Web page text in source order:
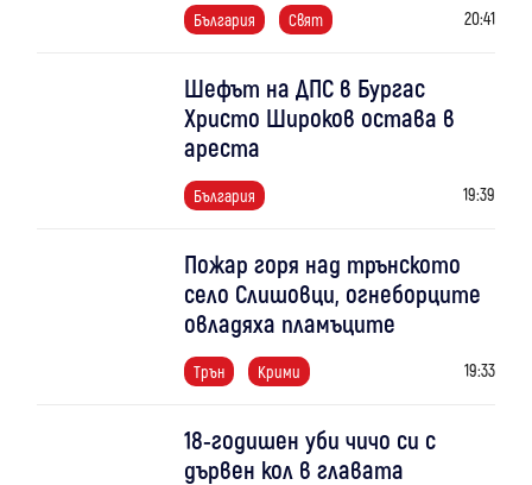
България Свят 20:41
Шефът на ДПС в Бургас
Христо Широков остава в
ареста
България 19:39
Пожар горя над трънското
село Слишовци, огнеборците
овладяха пламъците
Трън Крими 19:33
18-годишен уби чичо си с
дървен кол в главата